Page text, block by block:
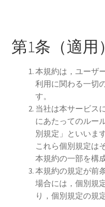
マイアカウント
第1条（適用）
本規約は，ユーザ
利用に関わる一切
す。
当社は本サービス
にあたってのルー
別規定」といいま
これら個別規定は
本規約の一部を構
本規約の規定が前
場合には，個別規
り，個別規定の規